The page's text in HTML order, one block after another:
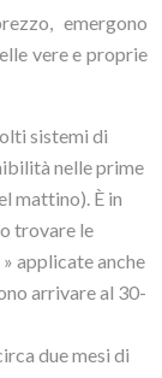
emergono
vere e proprie
sistemi di
nelle prime
mattino). È in
trovare le
applicate anche
arrivare al 30-
due mesi di